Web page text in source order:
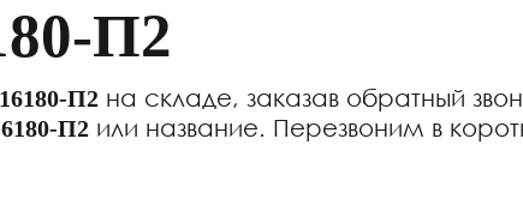
П2
П2 на складе, заказав обратный
П2 или название. Перезвоним в